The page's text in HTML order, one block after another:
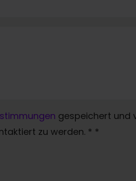
gespeichert und
zu werden. * *